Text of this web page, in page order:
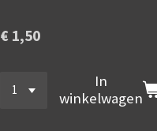
€ 1,50
In
winkelwagen